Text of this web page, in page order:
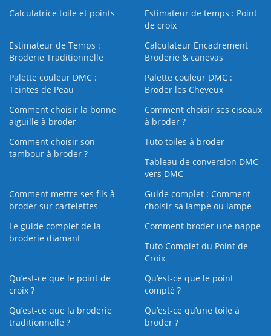
Calculatrice toile et points
Estimateur de temps : Point
de croix
Estimateur de Temps :
Broderie Traditionnelle
Calculateur Encadrement
Broderie & canevas
Palette couleur DMC :
Teintes de Peau
Palette couleur DMC :
Broder les Cheveux
Comment choisir la bonne
aiguille à broder
Comment choisir ses ciseaux
à broder ?
Comment choisir son
tambour à broder ?
Tuto toiles à broder
Tableau de conversion DMC
vers DMC
Comment mettre ses fils à
broder sur cartelettes
Guide complet : Comment
choisir sa lampe ou lampe
Le guide complet de la
broderie diamant
Comment broder une nappe
Tuto Complet du Point de
Croix
Qu’est-ce que le point de
croix ?
Qu’est-ce que le point
compté ?
Qu’est-ce que la broderie
traditionnelle ?
Qu’est‑ce qu’une toile à
broder ?